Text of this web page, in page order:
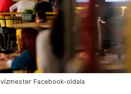
Facebook-oldala